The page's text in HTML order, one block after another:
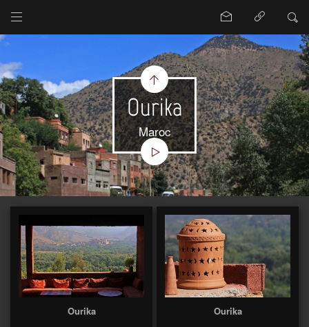
Ourika
Maroc
Ourika Ourika